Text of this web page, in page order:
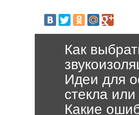
Как
Идеи для
стекла
Какие